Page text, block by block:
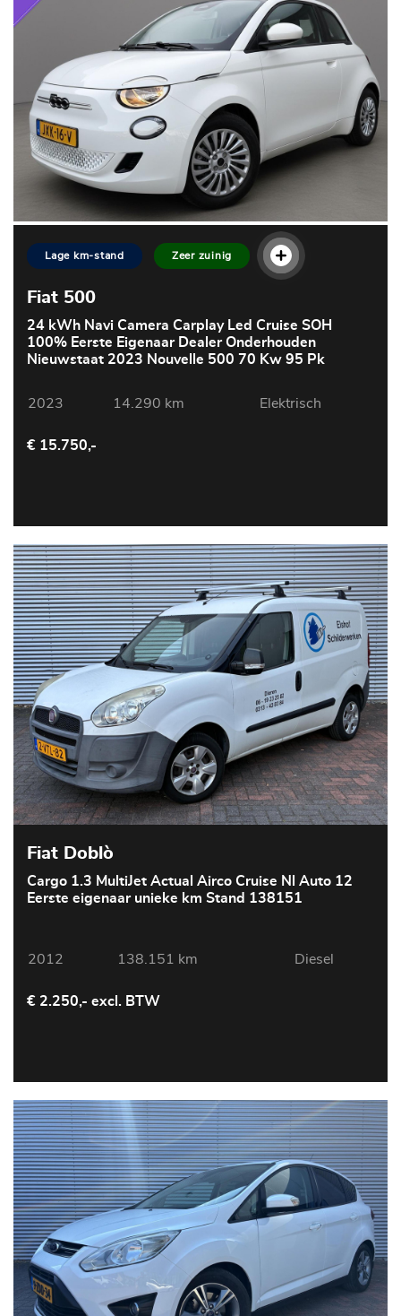
Lage km-stand Zeer zuinig
Fiat 500
24 kWh Navi Camera Carplay Led Cruise SOH
100% Eerste Eigenaar Dealer Onderhouden
Nieuwstaat 2023 Nouvelle 500 70 Kw 95 Pk
2023 14.290 km Elektrisch
€ 15.750,-
Fiat Doblò
Cargo 1.3 MultiJet Actual Airco Cruise Nl Auto 12
Eerste eigenaar unieke km Stand 138151
2012 138.151 km Diesel
€ 2.250,- excl. BTW